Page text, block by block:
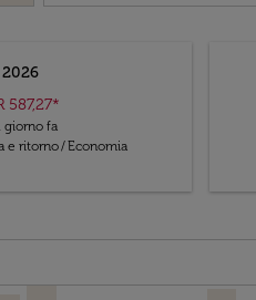
587,27*
giorno fa
e ritorno/Economia